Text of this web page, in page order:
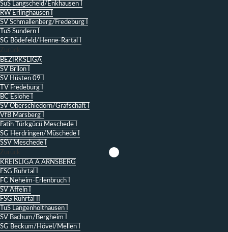
SuS Langscheid/Enkhausen I
RW Erlinghausen I
SV Schmallenberg/Fredeburg I
TuS Sundern I
SG Bödefeld/Henne-Rartal I
Zurück
BEZIRKSLIGA
SV Brilon I
SV Hüsten 09 I
TV Fredeburg I
BC Eslohe I
SV Oberschledorn/Grafschaft I
VfB Marsberg I
Fatih Türkgücü Meschede I
SG Herdringen/Müschede I
SSV Meschede I
Zurück
KREISLIGA A ARNSBERG
FSG Ruhrtal I
FC Neheim-Erlenbruch I
SV Affeln I
FSG Ruhrtal II
TuS Langenholthausen I
SV Bachum/Bergheim I
SG Beckum/Hövel/Mellen I